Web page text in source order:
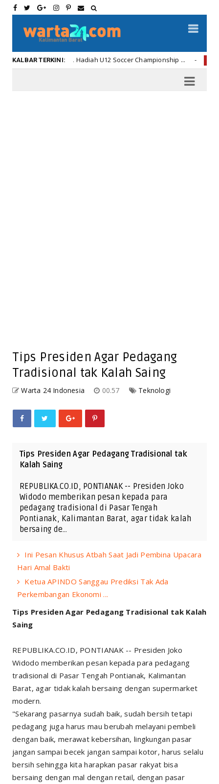
KALBAR TERKINI:
Penyerahan Hadiah U12 Soccer Championship ... Kalbar
Tips Presiden Agar Pedagang
Tradisional tak Kalah Saing
Warta 24 Indonesia 00.57 Teknologi
Tips Presiden Agar Pedagang Tradisional tak
Kalah Saing
REPUBLIKA.CO.ID, PONTIANAK -- Presiden Joko
Widodo memberikan pesan kepada para
pedagang tradisional di Pasar Tengah
Pontianak, Kalimantan Barat, agar tidak kalah
bersaing de…
Ini Pesan Khusus Atbah Saat Jadi Pembina Upacara
Hari Amal Bakti
Ketua APINDO Sanggau Prediksi Tak Ada
Perkembangan Ekonomi ...
Tips Presiden Agar Pedagang Tradisional tak Kalah
Saing
REPUBLIKA.CO.ID, PONTIANAK -- Presiden Joko
Widodo memberikan pesan kepada para pedagang
tradisional di Pasar Tengah Pontianak, Kalimantan
Barat, agar tidak kalah bersaing dengan supermarket
modern.
"Sekarang pasarnya sudah baik, sudah bersih tetapi
pedagang juga harus mau berubah melayani pembeli
dengan baik, merawat kebersihan, lingkungan pasar
jangan sampai becek jangan sampai kotor, harus selalu
bersih sehingga kita harapkan pasar rakyat bisa
bersaing dengan mal dengan retail, dengan pasar